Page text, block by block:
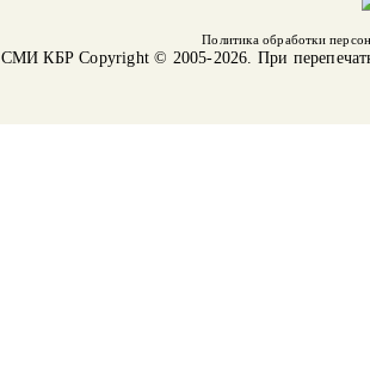
Политика обработки
СМИ КБРCopyright © 2005-2026. При